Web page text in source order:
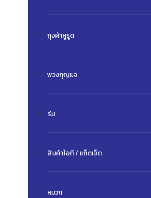
ถุงผ้าหูรูด
พวงกุญแจ
ร่ม
สินค้าไอที / แก็ดเจ็ต
หมวก